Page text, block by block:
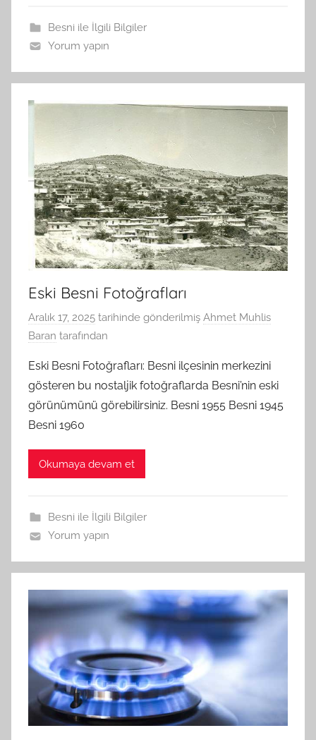
Besni ile İlgili Bilgiler
Yorum yapın
Eski Besni Fotoğrafları
Aralık 17, 2025 tarihinde gönderilmiş Ahmet Muhlis
Baran tarafından
Eski Besni Fotoğrafları: Besni ilçesinin merkezini
gösteren bu nostaljik fotoğraflarda Besni’nin eski
görünümünü görebilirsiniz. Besni 1955 Besni 1945
Besni 1960
Okumaya devam et
Besni ile İlgili Bilgiler
Yorum yapın